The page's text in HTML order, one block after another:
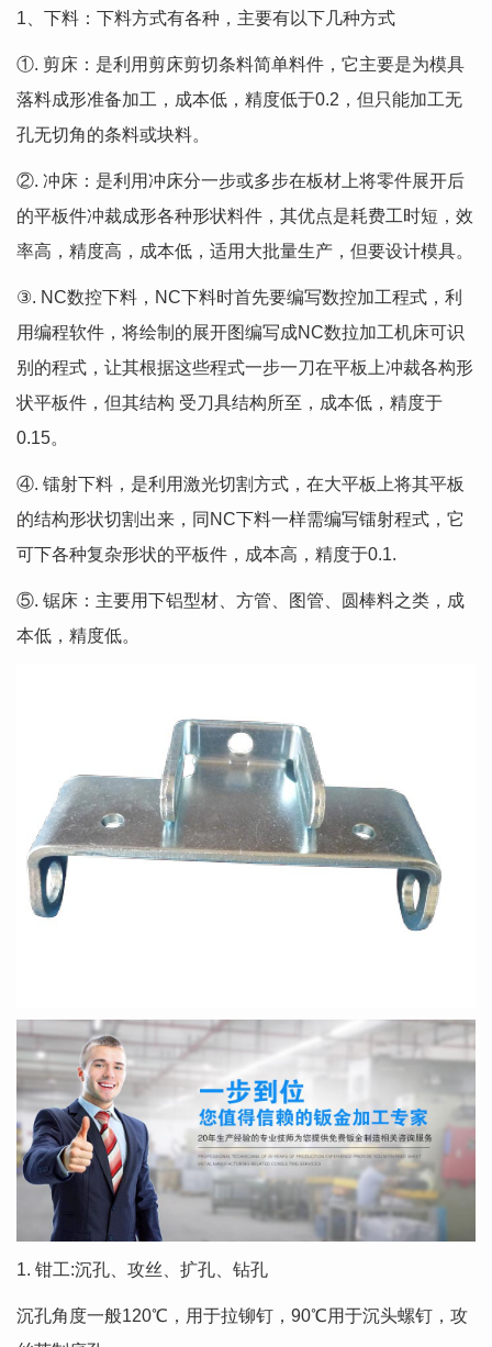
1、下料：下料方式有各种，主要有以下几种方式
①. 剪床：是利用剪床剪切条料简单料件，它主要是为模具
落料成形准备加工，成本低，精度低于0.2，但只能加工无
孔无切角的条料或块料。
②. 冲床：是利用冲床分一步或多步在板材上将零件展开后
的平板件冲裁成形各种形状料件，其优点是耗费工时短，效
率高，精度高，成本低，适用大批量生产，但要设计模具。
③. NC数控下料，NC下料时首先要编写数控加工程式，利
用编程软件，将绘制的展开图编写成NC数拉加工机床可识
别的程式，让其根据这些程式一步一刀在平板上冲裁各构形
状平板件，但其结构 受刀具结构所至，成本低，精度于
0.15。
④. 镭射下料，是利用激光切割方式，在大平板上将其平板
的结构形状切割出来，同NC下料一样需编写镭射程式，它
可下各种复杂形状的平板件，成本高，精度于0.1.
⑤. 锯床：主要用下铝型材、方管、图管、圆棒料之类，成
本低，精度低。
1. 钳工:沉孔、攻丝、扩孔、钻孔
沉孔角度一般120℃，用于拉铆钉，90℃用于沉头螺钉，攻